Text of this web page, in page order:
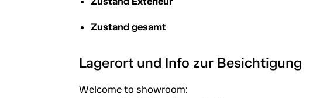
Zustand gesamt
Lagerort und Info zur Besichtigung
Welcome to showroom: